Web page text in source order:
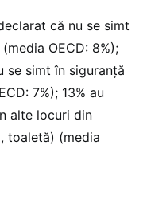
că nu se simt
OECD: 8%);
se simt în siguranță
7%); 13% au
alte locuri din
toaletă) (media